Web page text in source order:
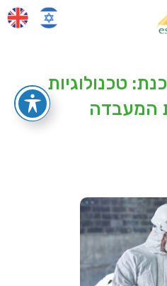
טכנולוגיות
המעבדה